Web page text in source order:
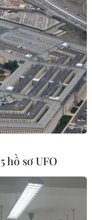
bán các sản phẩm
xuất xứ, không có
hóa.
hồ sơ UFO